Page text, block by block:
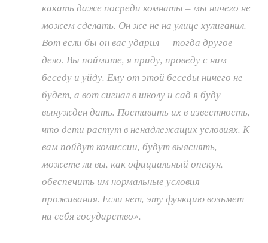
какать даже посреди комнаты – мы ничего не
можем сделать. Он же не на улице хулиганил.
Вот если бы он вас ударил — тогда другое
дело. Вы поймите, я приду, проведу с ним
беседу и уйду. Ему от этой беседы ничего не
будет, а вот сигнал в школу и сад я буду
вынужден дать. Поставить их в известность,
что дети растут в ненадлежащих условиях. К
вам пойдут комиссии, будут выяснять,
можете ли вы, как официальный опекун,
обеспечить им нормальные условия
проживания. Если нет, эту функцию возьмет
на себя государство».